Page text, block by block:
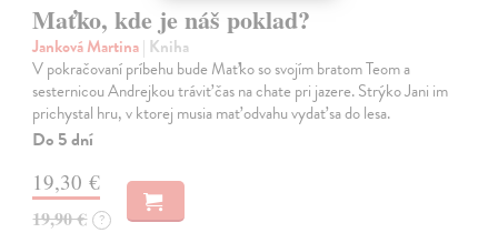
Maťko, kde je náš poklad?
Janková Martina| Kniha
V pokračovaní príbehu bude Maťko so svojím bratom Teom a
sesternicou Andrejkou tráviť čas na chate pri jazere. Strýko Jani im
prichystal hru, v ktorej musia mať odvahu vydať sa do lesa.
Do 5 dní
19,30 €
19,90 € ?